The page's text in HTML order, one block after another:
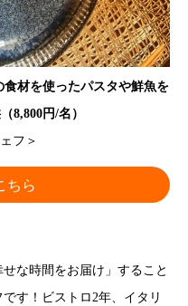
材を使ったパスタや鮮魚を
8,800円/名）
フ＞
ちら
な時間をお届け」すること
す！ビストロ2年、イタリ